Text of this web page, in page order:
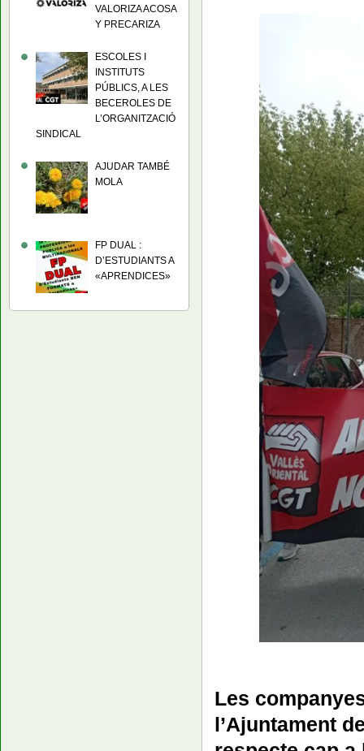
Les
l’Ajuntament
VALORIZA ACOSA
Y PRECARIZA
ESCOLES I
INSTITUTS
PÚBLICS, A LES
BECEROLES DE
L’ORGANITZACIÓ
SINDICAL
AJUDAR TAMBÉ
MOLA
FP DUAL :
D’ESTUDIANTS A
«APRENDICES»